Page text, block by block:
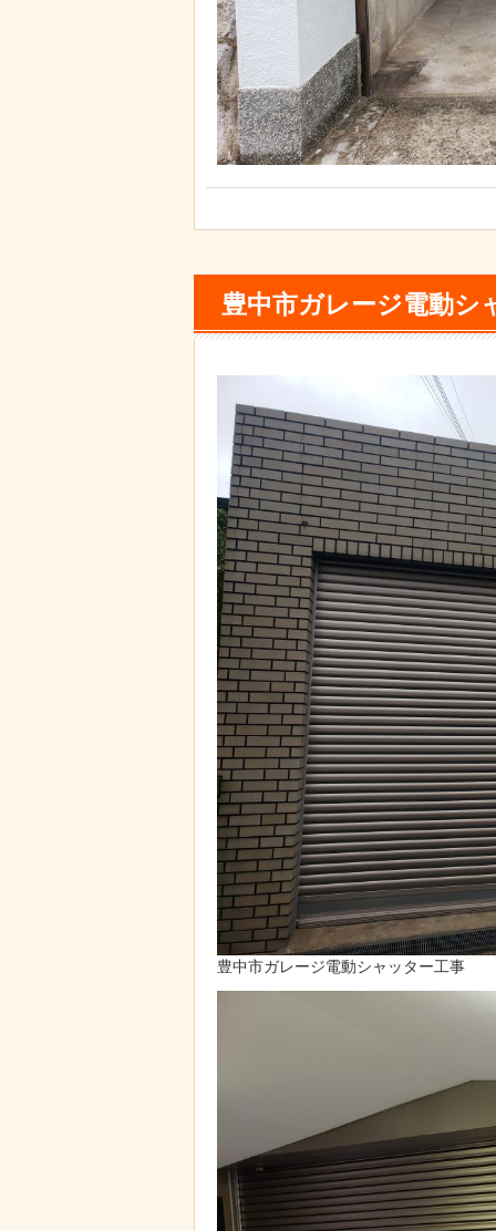
豊中市ガレージ電動シ
豊中市ガレージ電動シャッター工事